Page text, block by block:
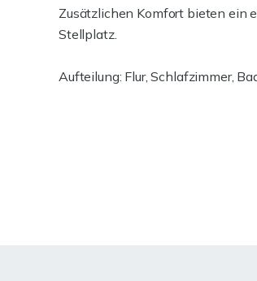
Zusätzlichen Komfort bieten ein
Stellplatz.
Aufteilung: Flur, Schlafzimmer,